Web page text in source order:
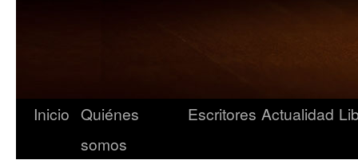
Inicio Quiénes
somos
Escritores Actualidad